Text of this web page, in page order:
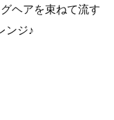
ヘアを束ねて流す
ンジ♪